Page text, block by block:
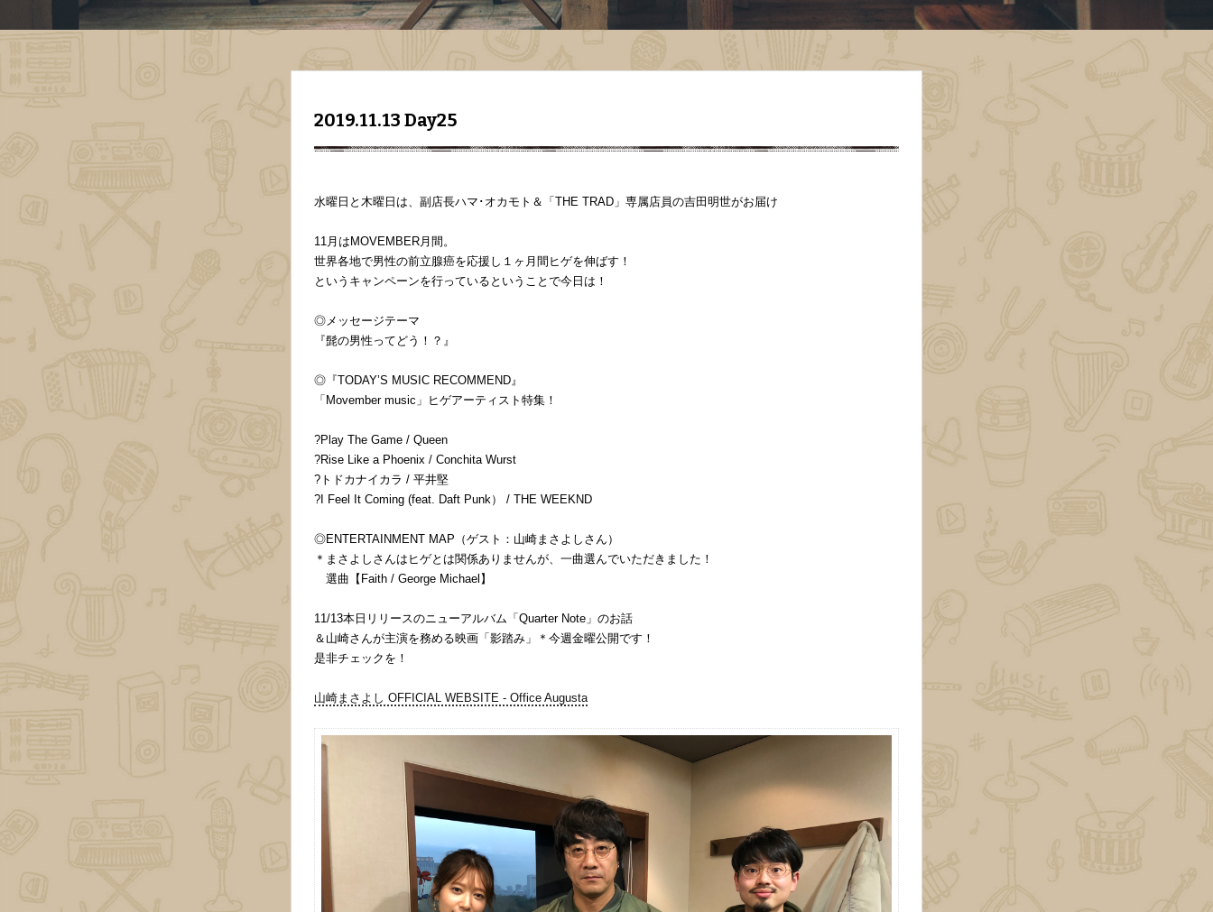
2019.11.13 Day25
水曜日と木曜日は、副店長ハマ･オカモト＆「THE TRAD」専属店員の吉田明世がお届け
11月はMOVEMBER月間。
世界各地で男性の前立腺癌を応援し１ヶ月間ヒゲを伸ばす！
というキャンペーンを行っているということで今日は！
◎メッセージテーマ
『髭の男性ってどう！？』
◎『TODAY’S MUSIC RECOMMEND』
「Movember music」ヒゲアーティスト特集！
?Play The Game / Queen
?Rise Like a Phoenix / Conchita Wurst
?トドカナイカラ / 平井堅
?I Feel It Coming (feat. Daft Punk） / THE WEEKND
◎ENTERTAINMENT MAP（ゲスト：山崎まさよしさん）
＊まさよしさんはヒゲとは関係ありませんが、一曲選んでいただきました！
選曲【Faith / George Michael】
11/13本日リリースのニューアルバム「Quarter Note」のお話
＆山崎さんが主演を務める映画「影踏み」＊今週金曜公開です！
是非チェックを！
山崎まさよし OFFICIAL WEBSITE - Office Augusta